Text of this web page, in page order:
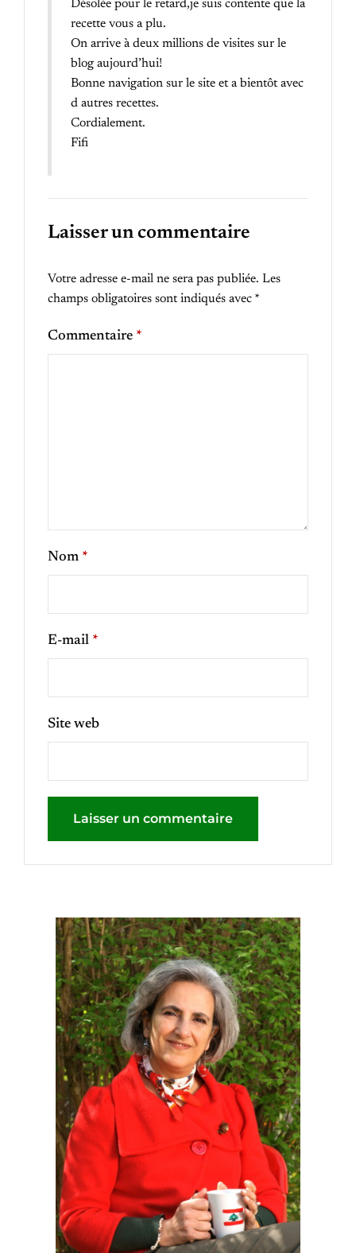
Désolée pour le retard,je suis contente que la
recette vous a plu.
On arrive à deux millions de visites sur le
blog aujourd’hui!
Bonne navigation sur le site et a bientôt avec
d autres recettes.
Cordialement.
Fifi
Laisser un commentaire
Votre adresse e-mail ne sera pas publiée. Les
champs obligatoires sont indiqués avec *
Commentaire *
Nom *
E-mail *
Site web